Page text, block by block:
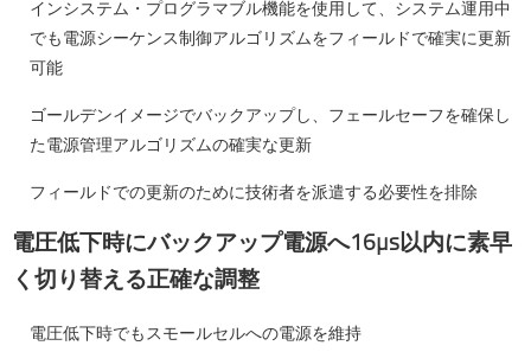
インシステム・プログラマブル機能を使用して、システム運用中
でも電源シーケンス制御アルゴリズムをフィールドで確実に更新
可能
ゴールデンイメージでバックアップし、フェールセーフを確保し
た電源管理アルゴリズムの確実な更新
フィールドでの更新のために技術者を派遣する必要性を排除
電圧低下時にバックアップ電源へ16µs以内に素早
く切り替える正確な調整
電圧低下時でもスモールセルへの電源を維持